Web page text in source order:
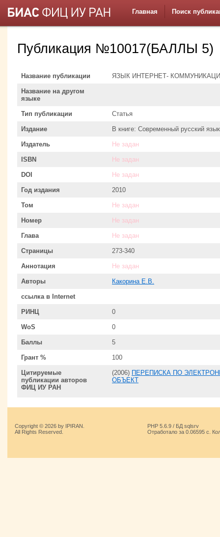
Главная Поиск
Публикация №10017(БАЛЛЫ 5)
Название публикации ЯЗЫК ИНТЕРНЕТ-
Название на другом
языке
Тип публикации Статья
Издание В книге: Современный русский
Издатель Не задан
ISBN Не задан
DOI Не задан
Год издания 2010
Том Не задан
Номер Не задан
Глава Не задан
Страницы 273-340
Аннотация Не задан
Авторы Какорина Е.В.
ссылка в Internet
РИНЦ 0
WoS 0
Баллы 5
Грант % 100
Цитируемые
публикации авторов
ФИЦ ИУ РАН
(2006) ПЕРЕПИСКА ПО
ОБЪЕКТ
Copyright © 2026 by IPIRAN.
All Rights Reserved.
PHP 5.6.9 / БД sqlsrv
Отработало за 0.06595 с.